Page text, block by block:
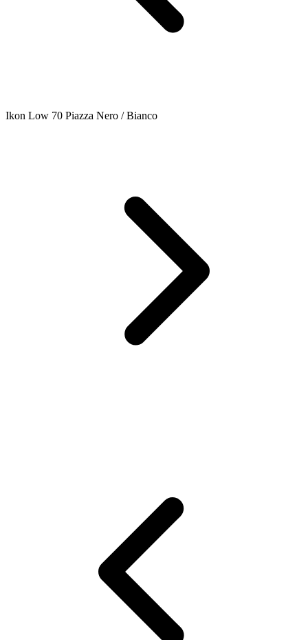
Ikon Low 70 Piazza Nero / Bianco